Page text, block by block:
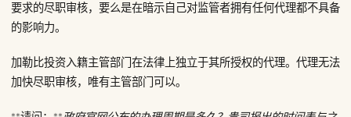
要求的尽职审核，要么是在暗示自己对监管者拥有任何代理都不具备
的影响力。
加勒比投资入籍主管部门在法律上独立于其所授权的代理。代理无法
加快尽职审核，唯有主管部门可以。